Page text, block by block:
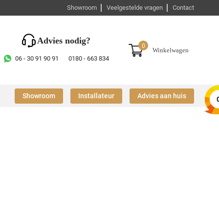
Showroom Veelgestelde vragen Contact
Advies nodig?
06 - 30 91 90 91 0180 - 663 834
0
Winkelwagen
Showroom Installateur Advies aan huis